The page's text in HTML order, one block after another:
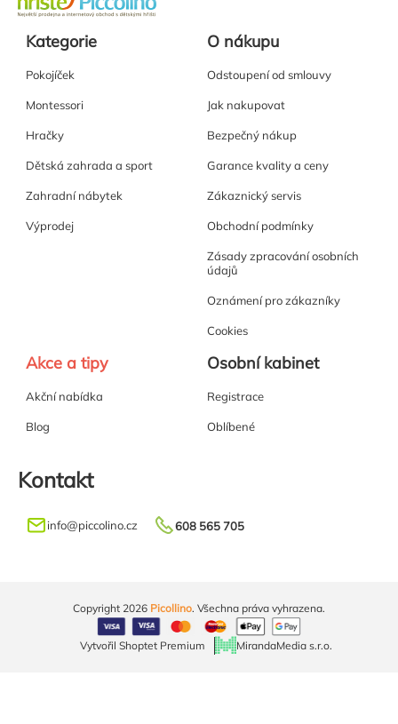
Kategorie
Pokojíček
Montessori
Hračky
Dětská zahrada a sport
Zahradní nábytek
Výprodej
O nákupu
Odstoupení od smlouvy
Jak nakupovat
Bezpečný nákup
Garance kvality a ceny
Zákaznický servis
Obchodní podmínky
Zásady zpracování osobních
údajů
Oznámení pro zákazníky
Cookies
Akce a tipy
Akční nabídka
Blog
Osobní kabinet
Registrace
Oblíbené
Kontakt
info@piccolino.cz 608 565 705
Vytvořil Shoptet Premium MirandaMedia s.r.o.
Copyright 2026 Picollino. Všechna práva vyhrazena.